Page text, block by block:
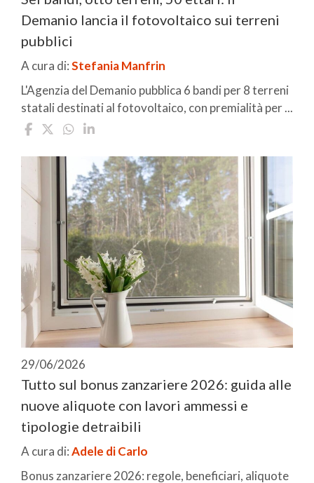
Demanio lancia il fotovoltaico sui terreni
pubblici
A cura di:Stefania Manfrin
L'Agenzia del Demanio pubblica 6 bandi per 8 terreni
statali destinati al fotovoltaico, con premialità per ...
29/06/2026
Tutto sul bonus zanzariere 2026: guida alle
nuove aliquote con lavori ammessi e
tipologie detraibili
A cura di:Adele di Carlo
Bonus zanzariere 2026: regole, beneficiari, aliquote